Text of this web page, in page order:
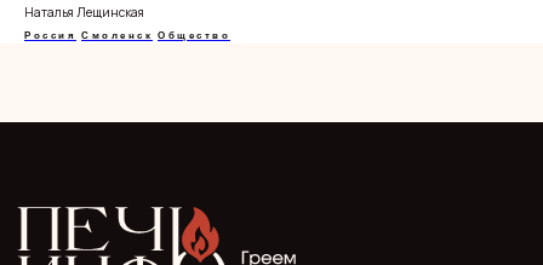
Наталья Лещинская
Россия Смоленск Общество
СМИ Печь.Инфо зарегистрировано
в Роскомнадзоре.
16+. Мнение редакции может не совпадать
с мнением авторов.